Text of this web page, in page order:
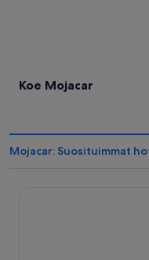
Koe Mojacar
Mojacar: Suosituimmat